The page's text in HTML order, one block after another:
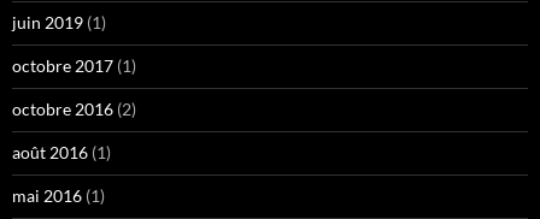
juin 2019 (1)
octobre 2017 (1)
octobre 2016 (2)
août 2016 (1)
mai 2016 (1)